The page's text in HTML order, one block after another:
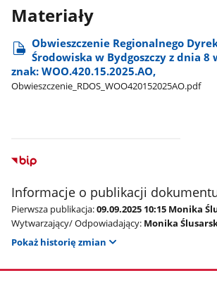
Materiały
Obwieszczenie Regionalnego
Środowiska w Bydgoszczy z dnia 8
znak: WOO.420.15.2025.AO,
Obwieszczenie​_RDOS​_WOO420152025AO.pdf
Informacje o publikacji
Pierwsza publikacja:09.09.2025 10:15 Monika
Wytwarzający/ Odpowiadający: Monika
Pokaż historię zmian